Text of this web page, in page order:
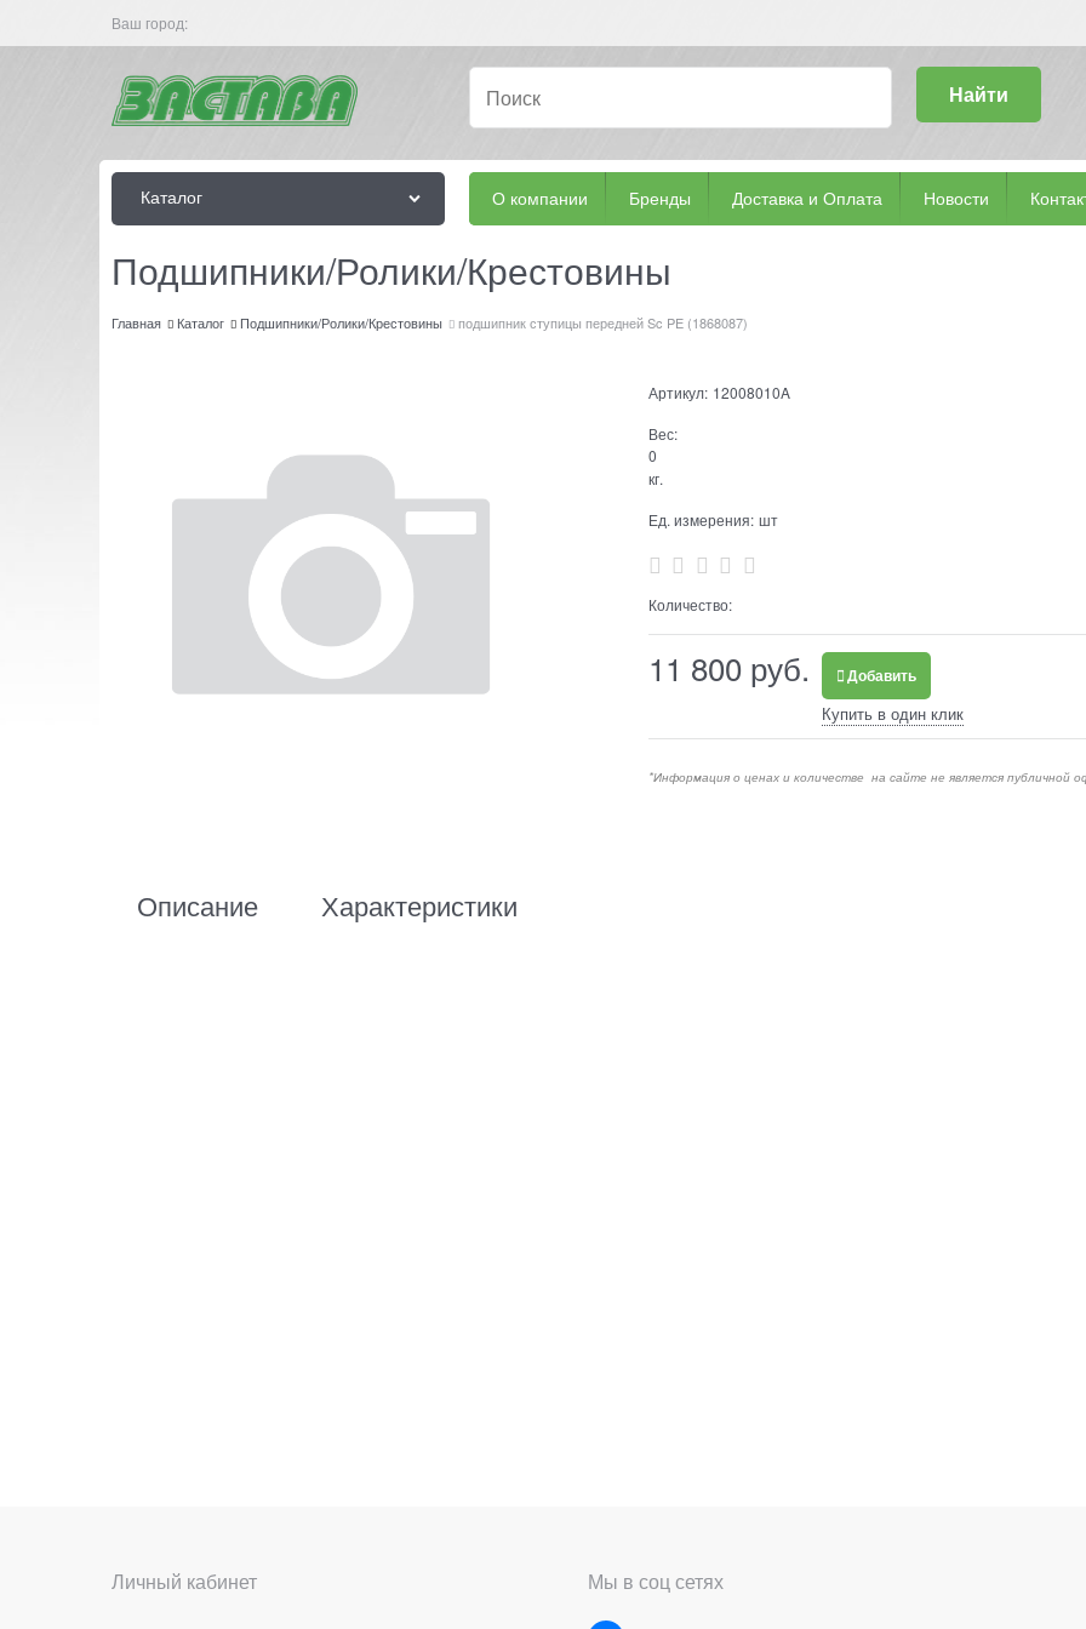
Ваш город:
Найти
Каталог О компании Бренды Доставка и Оплата Новости
Подшипники/Ролики/Крестовины
Главная Каталог Подшипники/Ролики/Крестовины подшипник ступицы передней Sc PE (1868087)
Артикул: 12008010A
Вес:
0
кг.
Ед. измерения: шт
Количество:
11 800 руб. Добавить
Купить в один клик
*Информация о ценах и количестве на сайте не является публичной
Описание Характеристики
Личный кабинет Мы в соц сетях